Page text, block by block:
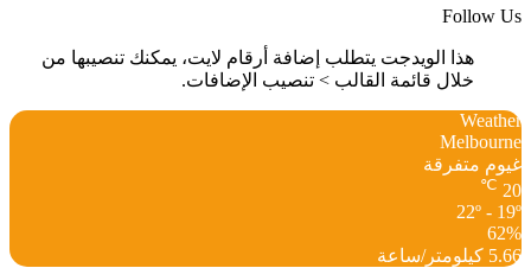
Follow Us
هذا الويدجت يتطلب إضافة أرقام لايت، يمكنك تنصيبها من
خلال قائمة القالب > تنصيب الإضافات.
Weather
Melbourne
غيوم متفرقة
20
℃
22º - 19º
62%
5.66 كيلومتر/ساعة